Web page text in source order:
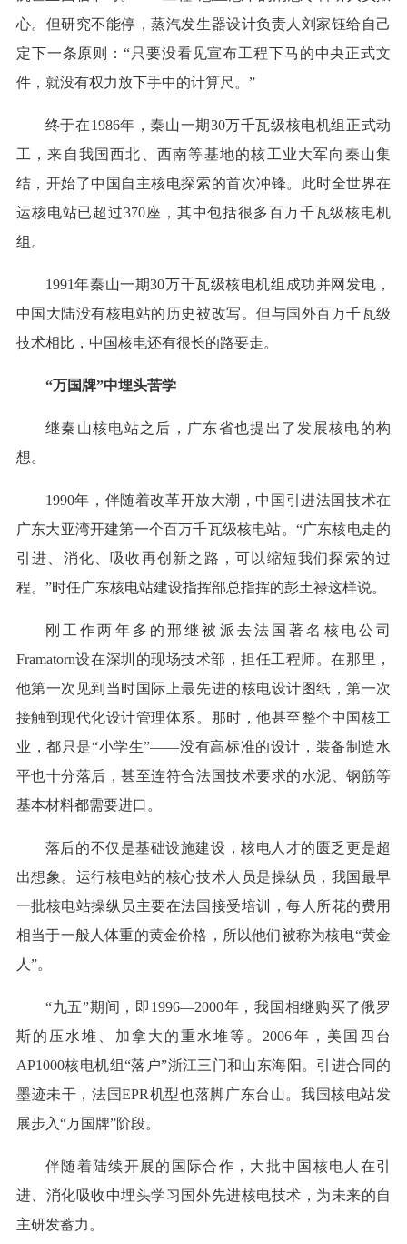
心。但研究不能停，蒸汽发生器设计负责人刘家钰给自己
定下一条原则：“只要没看见宣布工程下马的中央正式文
件，就没有权力放下手中的计算尺。”
终于在1986年，秦山一期30万千瓦级核电机组正式动
工，来自我国西北、西南等基地的核工业大军向秦山集
结，开始了中国自主核电探索的首次冲锋。此时全世界在
运核电站已超过370座，其中包括很多百万千瓦级核电机
组。
1991年秦山一期30万千瓦级核电机组成功并网发电，
中国大陆没有核电站的历史被改写。但与国外百万千瓦级
技术相比，中国核电还有很长的路要走。
“万国牌”中埋头苦学
继秦山核电站之后，广东省也提出了发展核电的构
想。
1990年，伴随着改革开放大潮，中国引进法国技术在
广东大亚湾开建第一个百万千瓦级核电站。“广东核电走的
引进、消化、吸收再创新之路，可以缩短我们探索的过
程。”时任广东核电站建设指挥部总指挥的彭土禄这样说。
刚工作两年多的邢继被派去法国著名核电公司
Framatorn设在深圳的现场技术部，担任工程师。在那里，
他第一次见到当时国际上最先进的核电设计图纸，第一次
接触到现代化设计管理体系。那时，他甚至整个中国核工
业，都只是“小学生”——没有高标准的设计，装备制造水
平也十分落后，甚至连符合法国技术要求的水泥、钢筋等
基本材料都需要进口。
落后的不仅是基础设施建设，核电人才的匮乏更是超
出想象。运行核电站的核心技术人员是操纵员，我国最早
一批核电站操纵员主要在法国接受培训，每人所花的费用
相当于一般人体重的黄金价格，所以他们被称为核电“黄金
人”。
“九五”期间，即1996—2000年，我国相继购买了俄罗
斯的压水堆、加拿大的重水堆等。2006年，美国四台
AP1000核电机组“落户”浙江三门和山东海阳。引进合同的
墨迹未干，法国EPR机型也落脚广东台山。我国核电站发
展步入“万国牌”阶段。
伴随着陆续开展的国际合作，大批中国核电人在引
进、消化吸收中埋头学习国外先进核电技术，为未来的自
主研发蓄力。